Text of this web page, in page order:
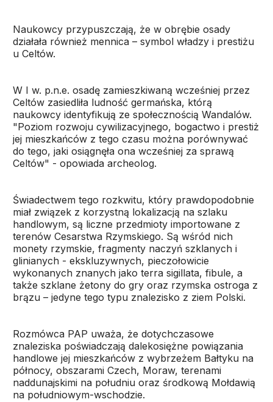
Naukowcy przypuszczają, że w obrębie osady
działała również mennica – symbol władzy i prestiżu
u Celtów.
W I w. p.n.e. osadę zamieszkiwaną wcześniej przez
Celtów zasiedliła ludność germańska, którą
naukowcy identyfikują ze społecznością Wandalów.
"Poziom rozwoju cywilizacyjnego, bogactwo i prestiż
jej mieszkańców z tego czasu można porównywać
do tego, jaki osiągnęła ona wcześniej za sprawą
Celtów" - opowiada archeolog.
Świadectwem tego rozkwitu, który prawdopodobnie
miał związek z korzystną lokalizacją na szlaku
handlowym, są liczne przedmioty importowane z
terenów Cesarstwa Rzymskiego. Są wśród nich
monety rzymskie, fragmenty naczyń szklanych i
glinianych - ekskluzywnych, pieczołowicie
wykonanych znanych jako terra sigillata, fibule, a
także szklane żetony do gry oraz rzymska ostroga z
brązu – jedyne tego typu znalezisko z ziem Polski.
Rozmówca PAP uważa, że dotychczasowe
znaleziska poświadczają dalekosiężne powiązania
handlowe jej mieszkańców z wybrzeżem Bałtyku na
północy, obszarami Czech, Moraw, terenami
naddunajskimi na południu oraz środkową Mołdawią
na południowym-wschodzie.